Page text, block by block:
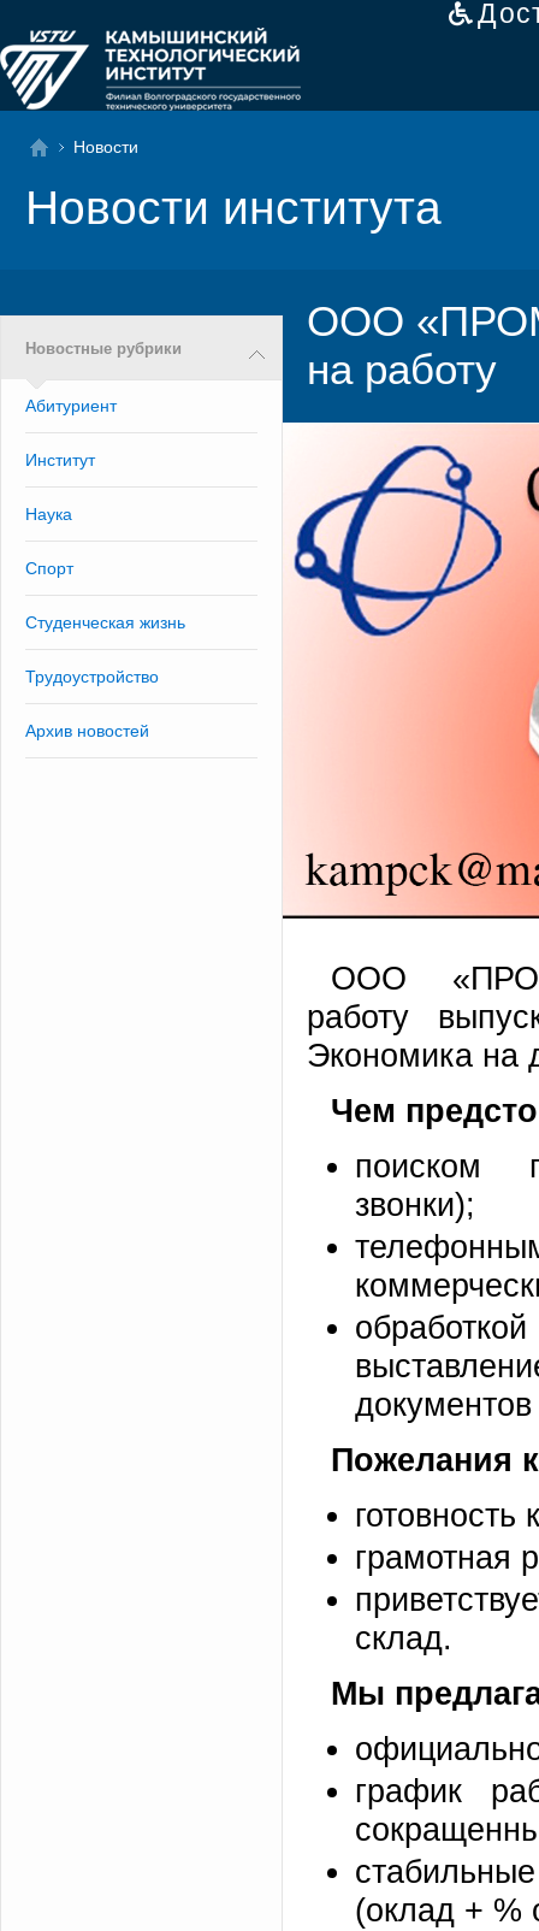
Новости
Новости института
Новостные рубрики
Абитуриент
Институт
Наука
Спорт
Студенческая жизнь
Трудоустройство
Архив новостей
ООО
на работу
ООО
работу
Экономика на
Чем
поиском
звонки);
Пожелания
готовность
грамотная
склад.
Мы
график
(оклад + %